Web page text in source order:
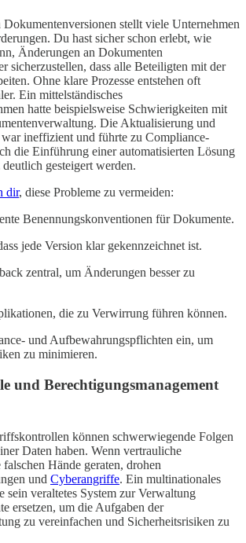
stellt viele Unternehmen
Du hast sicher schon erlebt, wie
Änderungen an Dokumenten
sicherzustellen, dass alle Beteiligten mit der
Ohne klare Prozesse entstehen oft
Ein mittelständisches
hatte beispielsweise Schwierigkeiten mit
Die Aktualisierung und
ineffizient und führte zu Compliance-
die Einführung einer automatisierten Lösung
gesteigert werden.
dir, diese Probleme zu vermeiden:
Benennungskonventionen für Dokumente.
jede Version klar gekennzeichnet ist.
zentral, um Änderungen besser zu
die zu Verwirrung führen können.
und Aufbewahrungspflichten ein, um
zu minimieren.
und Berechtigungsmanagement
können schwerwiegende Folgen
Daten haben. Wenn vertrauliche
Hände geraten, drohen
und Cyberangriffe. Ein multinationales
sein veraltetes System zur Verwaltung
ersetzen, um die Aufgaben der
zu vereinfachen und Sicherheitsrisiken zu